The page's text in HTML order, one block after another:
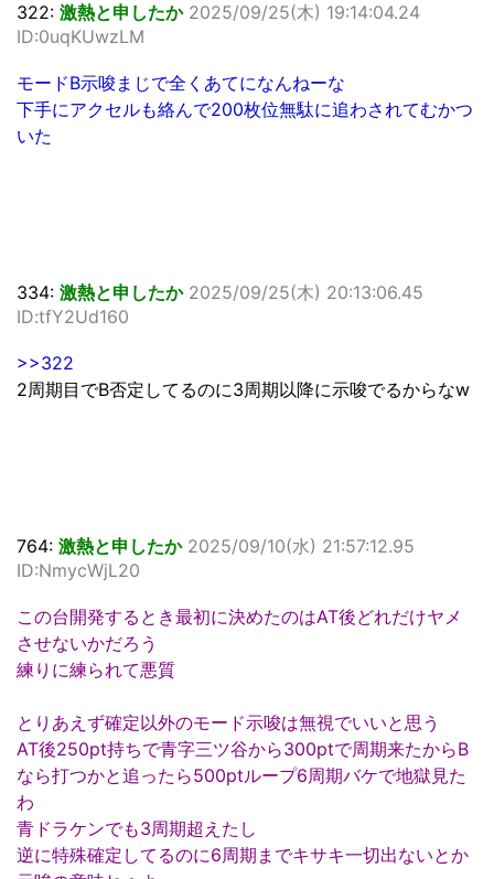
322: 激熱と申したか 2025/09/25(木) 19:14:04.24
ID:0uqKUwzLM
モードB示唆まじで全くあてになんねーな
下手にアクセルも絡んで200枚位無駄に追わされてむかつ
いた
334: 激熱と申したか 2025/09/25(木) 20:13:06.45
ID:tfY2Ud160
>>322
2周期目でB否定してるのに3周期以降に示唆でるからなw
764: 激熱と申したか 2025/09/10(水) 21:57:12.95
ID:NmycWjL20
この台開発するとき最初に決めたのはAT後どれだけヤメ
させないかだろう
練りに練られて悪質
とりあえず確定以外のモード示唆は無視でいいと思う
AT後250pt持ちで青字三ツ谷から300ptで周期来たからB
なら打つかと追ったら500ptループ6周期バケで地獄見た
わ
青ドラケンでも3周期超えたし
逆に特殊確定してるのに6周期までキサキ一切出ないとか